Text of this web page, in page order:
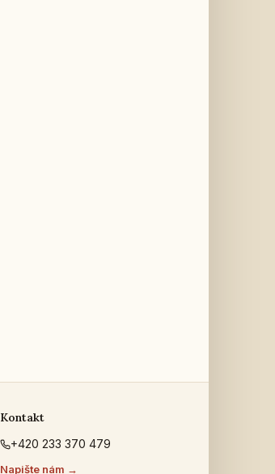
Kontakt
+420 233 370 479
Napište nám →